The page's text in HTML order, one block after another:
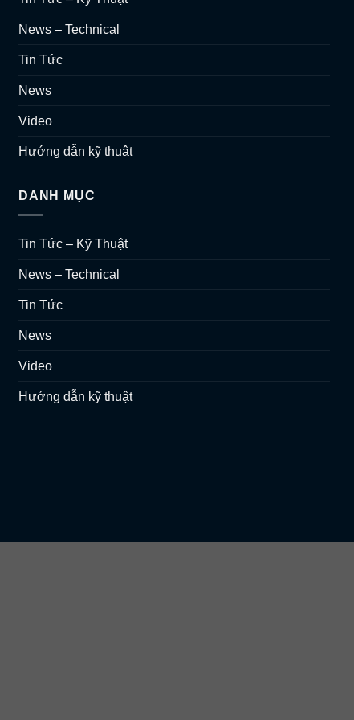
News – Technical
Tin Tức
News
Video
Hướng dẫn kỹ thuật
DANH MỤC
Tin Tức – Kỹ Thuật
News – Technical
Tin Tức
News
Video
Hướng dẫn kỹ thuật